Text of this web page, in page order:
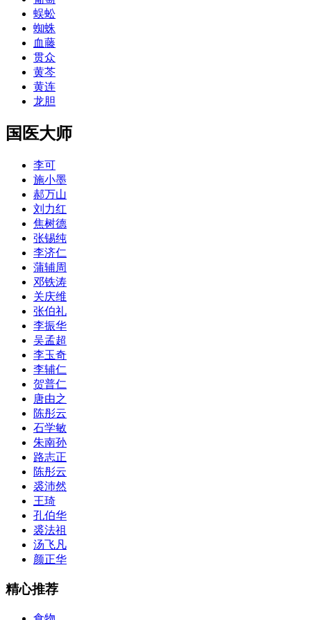
蜈蚣
蜘蛛
血藤
贯众
黄芩
黄连
龙胆
国医大师
李可
施小墨
郝万山
刘力红
焦树德
张锡纯
李济仁
蒲辅周
邓铁涛
关庆维
张伯礼
李振华
吴孟超
李玉奇
李辅仁
贺普仁
唐由之
陈彤云
石学敏
朱南孙
路志正
陈彤云
裘沛然
王琦
孔伯华
裘法祖
汤飞凡
颜正华
精心推荐